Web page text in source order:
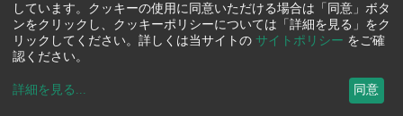
しています。クッキーの使用に同意いただける場合は「同意」ボタ
ンをクリックし、クッキーポリシーについては「詳細を見る」をク
リックしてください。詳しくは当サイトの サイトポリシー をご確
認ください。
詳細を見る ... 同意